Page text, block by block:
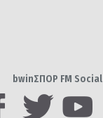
bwinΣΠΟΡ FM Social